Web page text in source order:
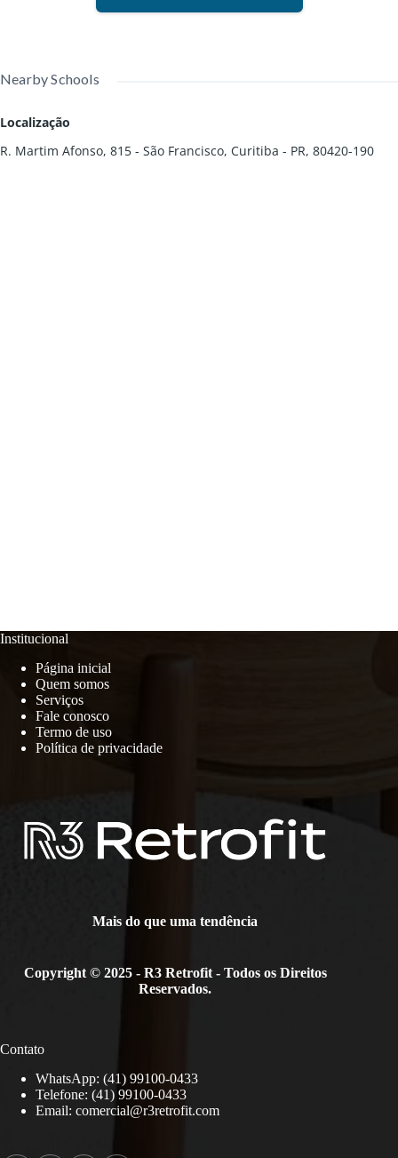
Nearby Schools
Localização
R. Martim Afonso, 815 - São Francisco, Curitiba - PR, 80420-190
Institucional
Página inicial
Quem somos
Serviços
Fale conosco
Termo de uso
Política de privacidade
Mais do que uma tendência
Copyright © 2025 - R3 Retrofit - Todos os Direitos
Reservados.
Contato
WhatsApp: (41) 99100-0433
Telefone: (41) 99100-0433
Email: comercial@r3retrofit.com